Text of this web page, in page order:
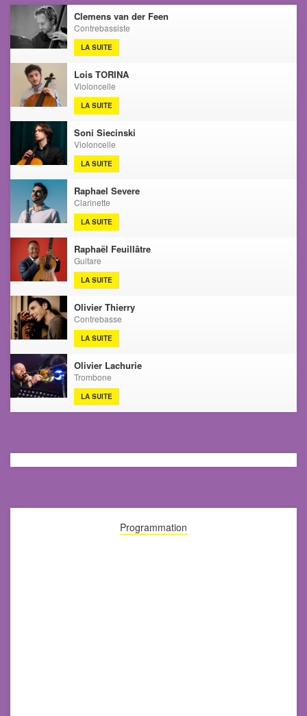
Clemens van der Feen
Contrebassiste
LA SUITE
Lois TORINA
Violoncelle
LA SUITE
Soni Siecinski
Violoncelle
LA SUITE
Raphael Severe
Clarinette
LA SUITE
Raphaël Feuillâtre
Guitare
LA SUITE
Olivier Thierry
Contrebasse
LA SUITE
Olivier Lachurie
Trombone
LA SUITE
Programmation